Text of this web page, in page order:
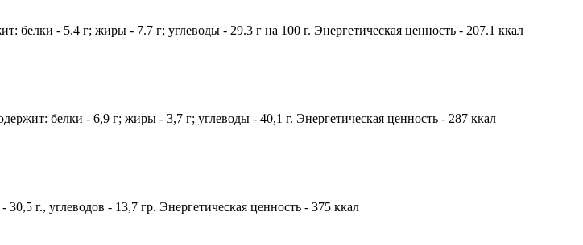
- 5.4 г; жиры - 7.7 г; углеводы - 29.3 г на 100 г. Энергетическая ценность - 207.1 ккал
белки - 6,9 г; жиры - 3,7 г; углеводы - 40,1 г. Энергетическая ценность - 287 ккал
г., углеводов - 13,7 гр. Энергетическая ценность - 375 ккал